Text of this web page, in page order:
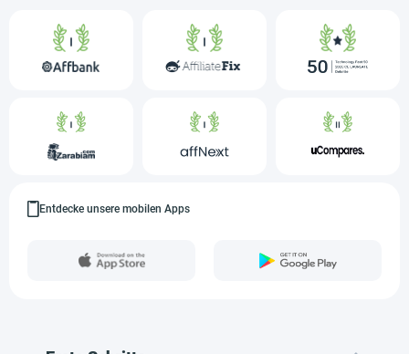
Entdecke unsere mobilen Apps